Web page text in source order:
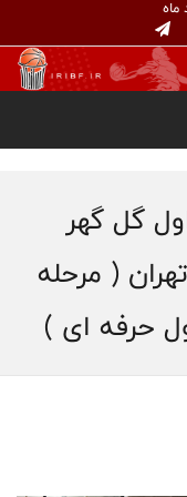
گل گهر
( مرحله
حرفه ای )